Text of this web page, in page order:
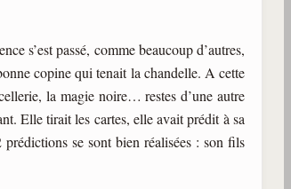
s’est passé, comme beaucoup d’autres,
copine qui tenait la chandelle. A cette
la magie noire… restes d’une autre
Elle tirait les cartes, elle avait prédit à sa
se sont bien réalisées : son fils